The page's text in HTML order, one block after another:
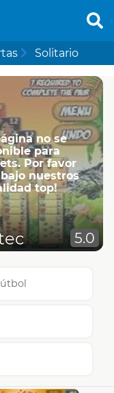
Solitario
no se
para
Por favor
nuestros
top!
5.0